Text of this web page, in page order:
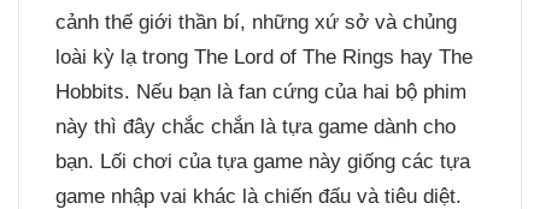
cảnh thế giới thần bí, những xứ sở và chủng
loài kỳ lạ trong The Lord of The Rings hay The
Hobbits. Nếu bạn là fan cứng của hai bộ phim
này thì đây chắc chắn là tựa game dành cho
bạn. Lối chơi của tựa game này giống các tựa
game nhập vai khác là chiến đấu và tiêu diệt.